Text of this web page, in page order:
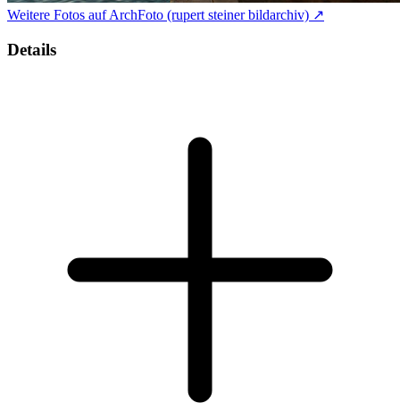
Weitere Fotos auf ArchFoto (rupert steiner bildarchiv) ↗
Details